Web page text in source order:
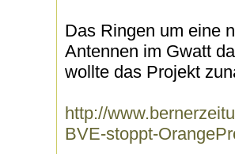
Das Ringen um eine
Antennen im Gwatt
wollte das Projekt
http://
BVE-stoppt-